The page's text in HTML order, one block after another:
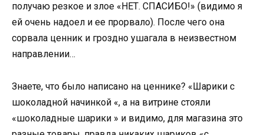
получаю резкое и злое «НЕТ. СПАСИБО!» (видимо я
ей очень надоел и ее прорвало). После чего она
сорвала ценник и гроздно ушагала в неизвестном
направлении…
Знаете, что было написано на ценнике? «Шарики с
шоколадной начинкой «, а на витрине стояли
«шоколадные шарики » и видимо, для магазина это